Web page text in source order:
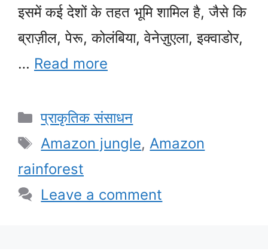
इसमें कई देशों के तहत भूमि शामिल है, जैसे कि
ब्राज़ील, पेरू, कोलंबिया, वेनेज़ुएला, इक्वाडोर,
… Read more
Categories
प्राकृतिक संसाधन
Tags
Amazon jungle,Amazon
rainforest
Leave a comment